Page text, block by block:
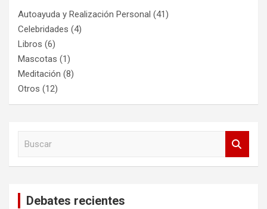
Autoayuda y Realización Personal (41)
Celebridades (4)
Libros (6)
Mascotas (1)
Meditación (8)
Otros (12)
Debates recientes